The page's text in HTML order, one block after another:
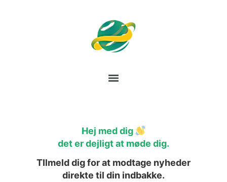
Hej med dig
det er dejligt at møde dig.
TIlmeld dig for at modtage nyheder
direkte til din indbakke.